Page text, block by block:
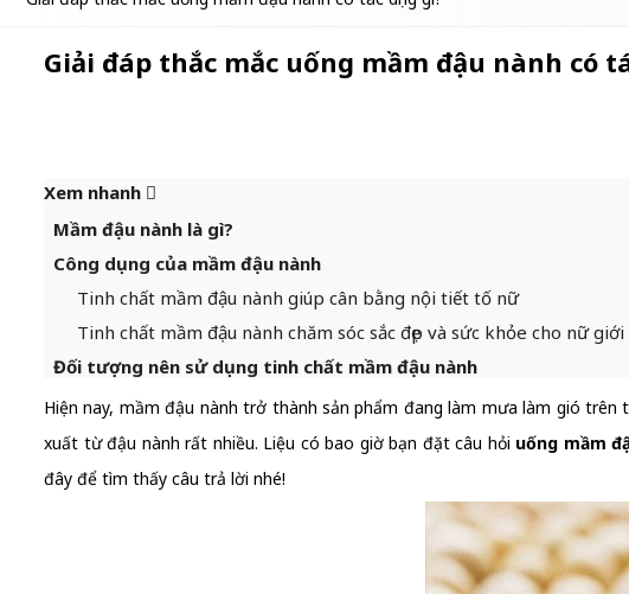
Giải đáp thắc mắc uống mầm đậu nành có
Xem nhanh
Mầm đậu nành là gì?
Công dụng của mầm đậu nành
Tinh chất mầm đậu nành giúp cân bằng nội tiết tố nữ
Tinh chất mầm đậu nành chăm sóc sắc đẹp và sức khỏe cho nữ giới
Đối tượng nên sử dụng tinh chất mầm đậu nành
Hiện nay, mầm đậu nành trở thành sản phẩm đang làm mưa làm gió
xuất từ đậu nành rất nhiều. Liệu có bao giờ bạn đặt câu hỏi uống mầm
đây để tìm thấy câu trả lời nhé!